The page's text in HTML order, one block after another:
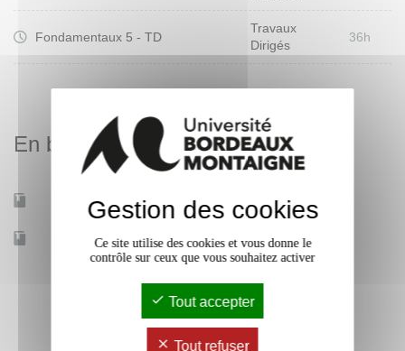
Fondamentaux 5 - TD
Travaux
Dirigés
36h
En bref
Mobilité d'études
Accessible à distance Non
Gestion des cookies
Ce site utilise des cookies et vous donne le
contrôle sur ceux que vous souhaitez activer
Tout accepter
Tout refuser